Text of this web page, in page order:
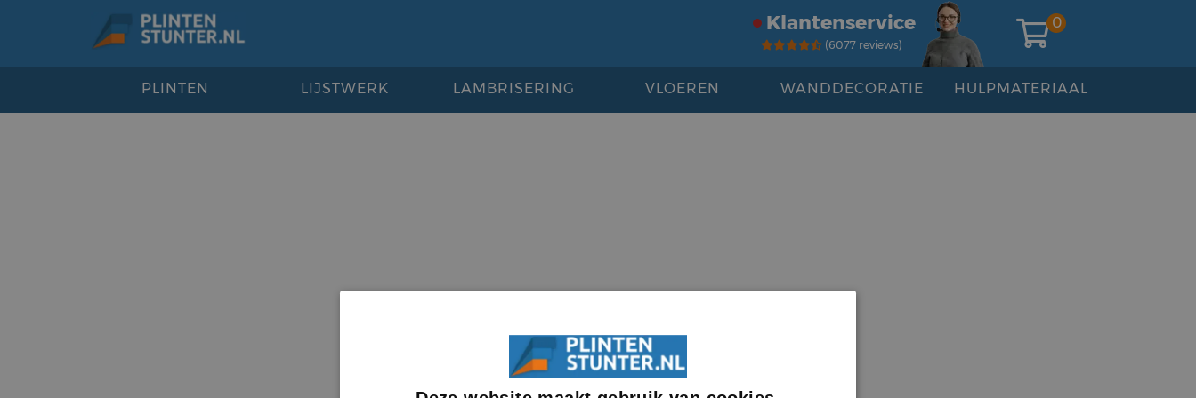
Klantenservice
(6077 reviews)
0
PLINTEN LIJSTWERK LAMBRISERING VLOEREN WANDDECORATIE HULPMATERIAAL